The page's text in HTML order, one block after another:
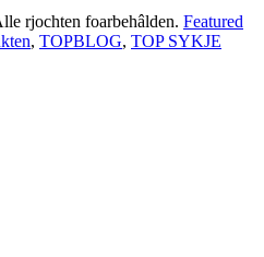
rjochten foarbehâlden. Featured
, TOPBLOG, TOP SYKJE